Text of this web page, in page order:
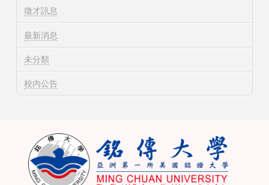
徵才訊息
最新消息
未分類
校內公告